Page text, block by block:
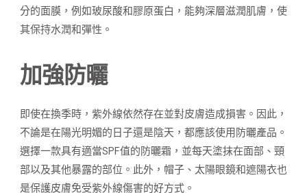
分的面膜，例如玻尿酸和膠原蛋白，能夠深層滋潤肌膚，使
其保持水潤和彈性。
加強防曬
即使在換季時，紫外線依然存在並對皮膚造成損害。因此，
不論是在陽光明媚的日子還是陰天，都應該使用防曬產品。
選擇一款具有適當SPF值的防曬霜，並每天塗抹在面部、頸
部以及其他暴露的部位。此外，帽子、太陽眼鏡和遮陽衣也
是保護皮膚免受紫外線傷害的好方式。